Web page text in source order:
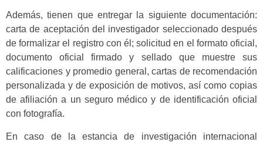
Además, tienen que entregar la siguiente documentación:
carta de aceptación del investigador seleccionado después
de formalizar el registro con él; solicitud en el formato oficial,
documento oficial firmado y sellado que muestre sus
calificaciones y promedio general, cartas de recomendación
personalizada y de exposición de motivos, así como copias
de afiliación a un seguro médico y de identificación oficial
con fotografía.
En caso de la estancia de investigación internacional